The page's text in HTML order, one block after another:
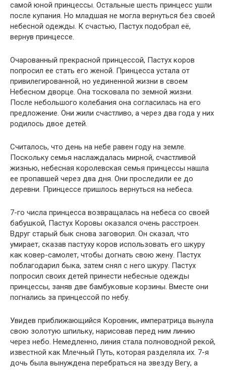
самой юной принцессы. Остальные шесть принцесс ушли
после купания. Но младшая не могла вернуться без своей
небесной одежды. К счастью, Пастух подобрал её,
вернув принцессе.
Очарованный прекрасной принцессой, Пастух коров
попросил ее стать его женой. Принцесса устала от
привилегированной, но уединенной жизни в своем
Небесном дворце. Она тосковала по земной жизни.
После небольшого колебания она согласилась на его
предложение. Они жили счастливо, а через два года у них
родилось двое детей.
Считалось, что день на небе равен году на земле.
Поскольку семья наслаждалась мирной, счастливой
жизнью, небесная королевская семья принцессы нашла
ее пропавшей через два дня. Они проследили ее до
деревни. Принцессе пришлось вернуться на небеса.
7-го числа принцесса возвращалась на небеса со своей
бабушкой, Пастух Коровы оказался очень расстроен.
Вдруг старый бык снова заговорил. Он сказал, что
умирает, сказав пастуху коров использовать его шкуру
как ковер-самолет, чтобы догнать свою жену. Пастух
поблагодарил быка, затем снял с него шкуру. Пастух
попросил своих детей принести небесные одежды
принцессы, заняв две бамбуковые корзины. Вместе они
погнались за принцессой по небу.
Увидев приближающийся Коровник, императрица вынула
свою золотую шпильку, нарисовав перед ним линию
через небо. Немедленно, линия стала полноводной рекой,
известной как Млечный Путь, которая разделяла их. 7-я
дочь была вынуждена перебраться на звезду Вегу, а